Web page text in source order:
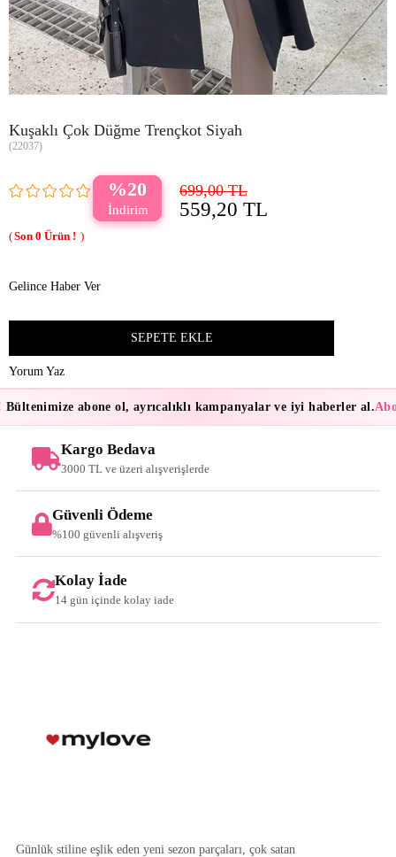
Kuşaklı Çok Düğme Trençkot Siyah
(22037)
20 699,00 TL
559,20 TL
0
Gelince Haber Ver
Yorum Yaz
abone ol, ayrıcalıklı kampanyalar ve iyi haberler al.
Kargo Bedava
3000 TL ve üzeri alışverişlerde
Güvenli Ödeme
%100 güvenli alışveriş
Kolay İade
14 gün içinde kolay iade
Günlük stiline eşlik eden yeni sezon parçaları, çok satan